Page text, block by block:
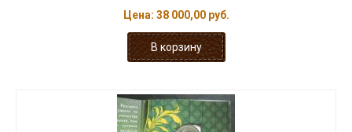
Цена: 38 000,00 руб.